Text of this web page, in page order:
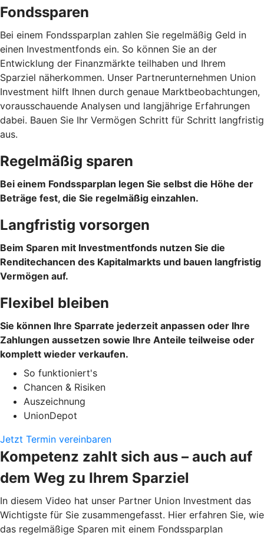
Fondssparen
Bei einem Fondssparplan zahlen Sie regelmäßig Geld in
einen Investmentfonds ein. So können Sie an der
Entwicklung der Finanzmärkte teilhaben und Ihrem
Sparziel näherkommen. Unser Partnerunternehmen Union
Investment hilft Ihnen durch genaue Marktbeobachtungen,
vorausschauende Analysen und langjährige Erfahrungen
dabei. Bauen Sie Ihr Vermögen Schritt für Schritt langfristig
aus.
Regelmäßig sparen
Bei einem Fondssparplan legen Sie selbst die Höhe der
Beträge fest, die Sie regelmäßig einzahlen.
Langfristig vorsorgen
Beim Sparen mit Investmentfonds nutzen Sie die
Renditechancen des Kapitalmarkts und bauen langfristig
Vermögen auf.
Flexibel bleiben
Sie können Ihre Sparrate jederzeit anpassen oder Ihre
Zahlungen aussetzen sowie Ihre Anteile teilweise oder
komplett wieder verkaufen.
So funktioniert's
Chancen & Risiken
Auszeichnung
UnionDepot
Jetzt Termin vereinbaren
Kompetenz zahlt sich aus – auch auf
dem Weg zu Ihrem Sparziel
In diesem Video hat unser Partner Union Investment das
Wichtigste für Sie zusammengefasst. Hier erfahren Sie, wie
das regelmäßige Sparen mit einem Fondssparplan